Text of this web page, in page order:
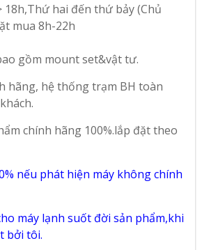
18h,Thứ hai đến thứ bảy (Chủ
mua 8h-22h
gồm mount set&vật tư.
hãng, hệ thống trạm BH toàn
chính hãng 100%.lắp đặt theo
nếu phát hiện máy không chính
máy lạnh suốt đời sản phẩm,khi
bởi tôi.